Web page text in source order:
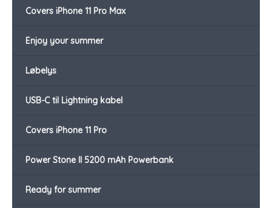
Covers iPhone 11 Pro Max
Enjoy your summer
Løbelys
USB-C til Lightning kabel
Covers iPhone 11 Pro
Power Stone II 5200 mAh Powerbank
Ready for summer